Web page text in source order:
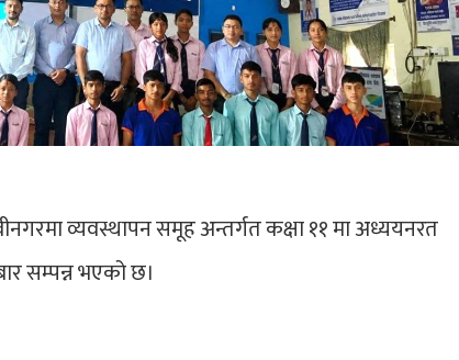
व्यवस्थापन समूह अन्तर्गत कक्षा ११ मा अध्ययनरत
सम्पन्न भएको छ।